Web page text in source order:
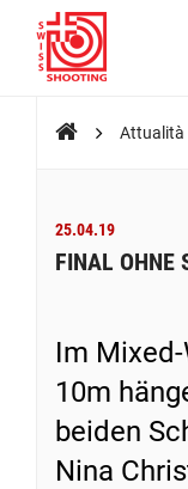
Attualità
25.04.19
FINAL OHNE
Im
10m
beiden
Nina